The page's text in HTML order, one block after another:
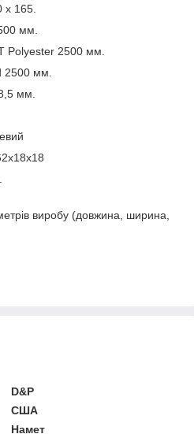
х 165.
мм.
Polyester 2500 мм.
2500 мм.
мм.
виробу (довжина, ширина,
D&P
США
Намет